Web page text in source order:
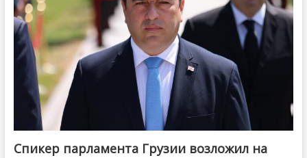
Спикер парламента Грузии возложил на